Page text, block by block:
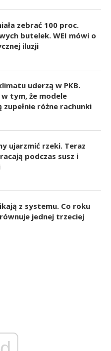
zebrać 100 proc.
butelek. WEI mówi o
iluzji
uderzą w PKB.
tym, że modele
zupełnie różne rachunki
ujarzmić rzeki. Teraz
podczas susz i
z systemu. Co roku
jednej trzeciej